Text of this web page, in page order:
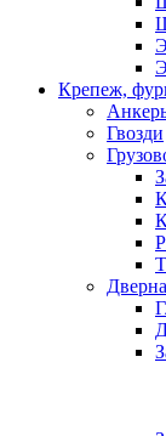
Крепеж,
Гвозди